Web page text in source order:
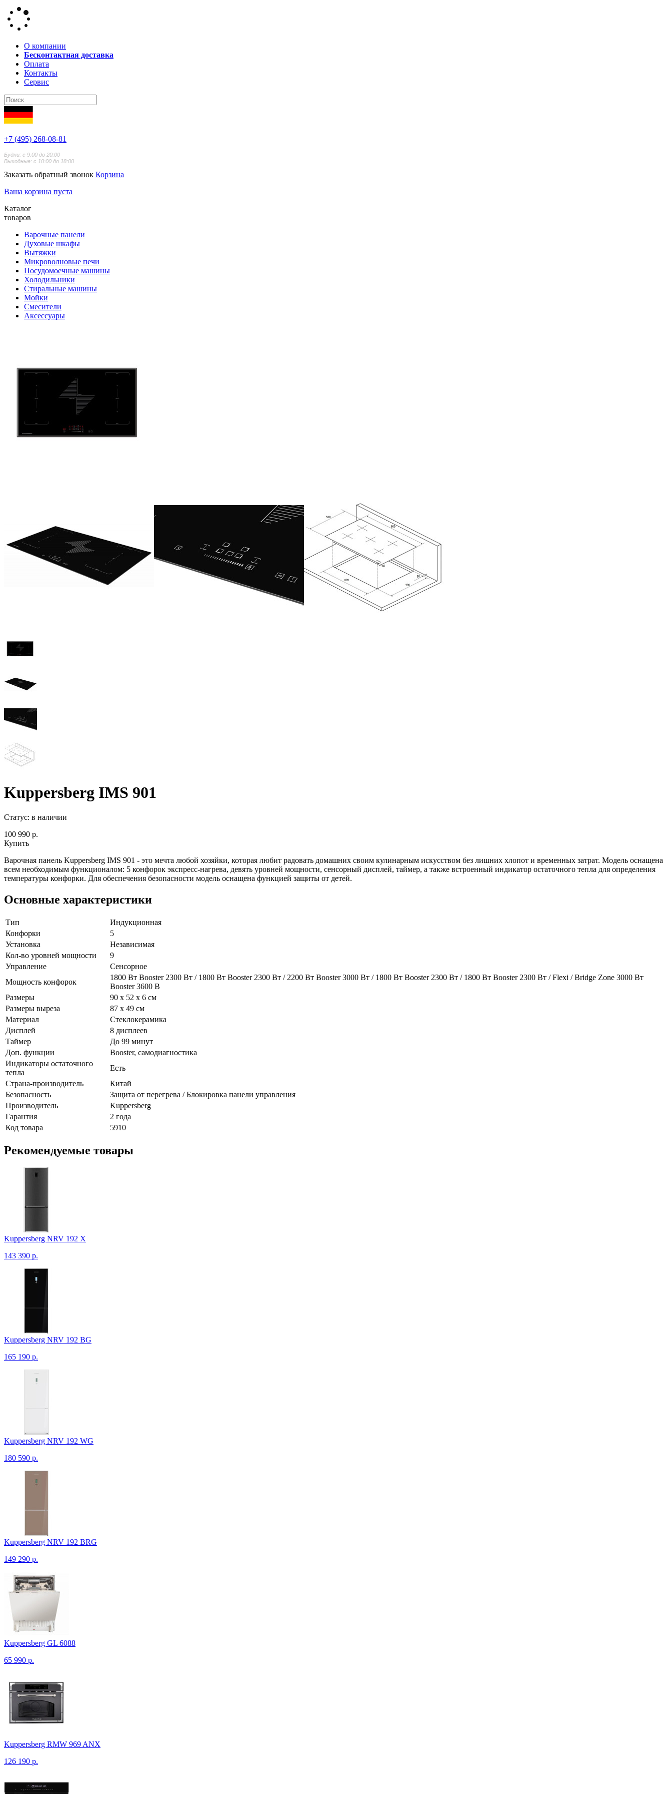
О компании
Бесконтактная доставка
Оплата
Контакты
Сервис
+7 (495) 268-08-81
Будни: с 9:00 до 20:00
Выходные: с 10:00 до 18:00
Заказать обратный звонок Корзина
Ваша корзина пуста
Каталог
товаров
Варочные панели
Духовые шкафы
Вытяжки
Микроволновые печи
Посудомоечные машины
Холодильники
Стиральные машины
Мойки
Смесители
Аксессуары
Kuppersberg IMS 901
Статус: в наличии
100 990 р.
Купить
Варочная панель Kuppersberg IMS 901 - это мечта любой хозяйки, которая любит радовать домашних своим кулинарным искусством без лишних хлопот и временных затрат. Модель оснащена
всем необходимым функционалом: 5 конфорок экспресс-нагрева, девять уровней мощности, сенсорный дисплей, таймер, а также встроенный индикатор остаточного тепла для определения
температуры конфорки. Для обеспечения безопасности модель оснащена функцией защиты от детей.
Основные характеристики
Тип
Индукционная
Конфорки
5
Установка
Независимая
Кол-во уровней мощности
9
Управление
Сенсорное
Мощность конфорок
1800 Вт Booster 2300 Вт / 1800 Вт Booster 2300 Вт / 2200 Вт Booster 3000 Вт / 1800 Вт Booster 2300 Вт / 1800 Вт Booster 2300 Вт / Flexi / Bridge Zone 3000 Вт
Booster 3600 В
Размеры
90 x 52 x 6 см
Размеры выреза
87 х 49 см
Материал
Стеклокерамика
Дисплей
8 дисплеев
Таймер
До 99 минут
Доп. функции
Booster, самодиагностика
Индикаторы остаточного
тепла
Есть
Страна-производитель
Китай
Безопасность
Защита от перегрева / Блокировка панели управления
Производитель
Kuppersberg
Гарантия
2 года
Код товара
5910
Рекомендуемые товары
Kuppersberg NRV 192 X
143 390 р.
Kuppersberg NRV 192 BG
165 190 р.
Kuppersberg NRV 192 WG
180 590 р.
Kuppersberg NRV 192 BRG
149 290 р.
Kuppersberg GL 6088
65 990 р.
Kuppersberg RMW 969 ANX
126 190 р.